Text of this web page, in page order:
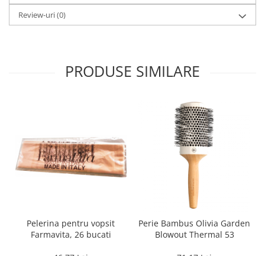
Review-uri(0)
PRODUSE SIMILARE
Pelerina pentru vopsit
Farmavita, 26 bucati
Perie Bambus Olivia Garden
Blowout Thermal 53